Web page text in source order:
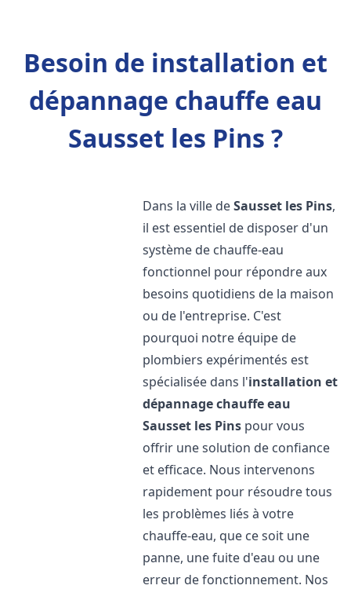
Besoin de installation et
dépannage chauffe eau
Sausset les Pins ?
Dans la ville deSausset les Pins,
il est essentiel de disposer d'un
système de chauffe-eau
fonctionnel pour répondre aux
besoins quotidiens de la maison
ou de l'entreprise. C'est
pourquoi notre équipe de
plombiers expérimentés est
spécialisée dans l'installation et
dépannage chauffe eau
Sausset les Pins pour vous
offrir une solution de confiance
et efficace. Nous intervenons
rapidement pour résoudre tous
les problèmes liés à votre
chauffe-eau, que ce soit une
panne, une fuite d'eau ou une
erreur de fonctionnement. Nos